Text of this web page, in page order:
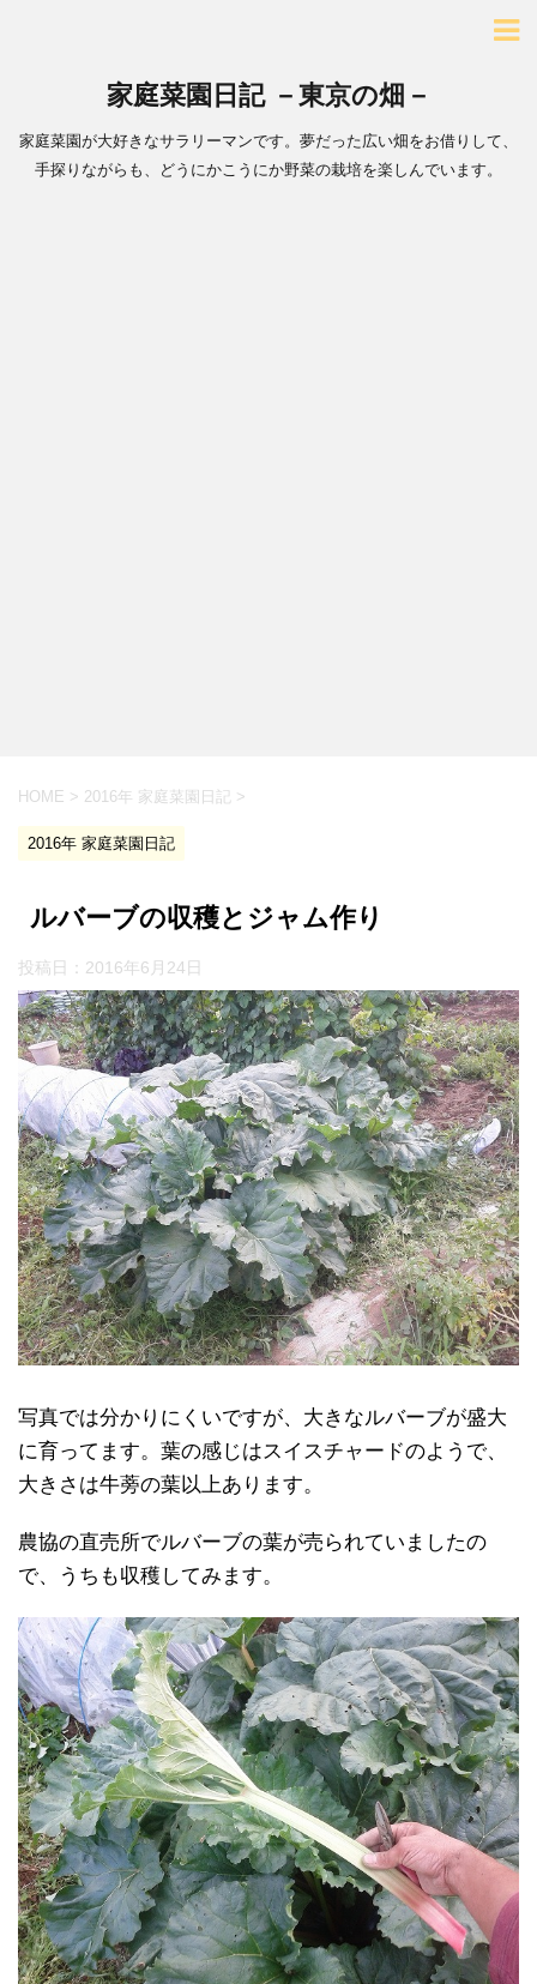
家庭菜園日記 －東京の畑－
家庭菜園が大好きなサラリーマンです。夢だった広い畑をお借りして、
手探りながらも、どうにかこうにか野菜の栽培を楽しんでいます。
HOME > 2016年 家庭菜園日記 >
2016年 家庭菜園日記
ルバーブの収穫とジャム作り
投稿日： 2016年6月24日
写真では分かりにくいですが、大きなルバーブが盛大
に育ってます。葉の感じはスイスチャードのようで、
大きさは牛蒡の葉以上あります。
農協の直売所でルバーブの葉が売られていましたの
で、うちも収穫してみます。